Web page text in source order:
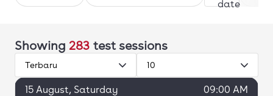
Showing 283 test sessions
Terbaru 10
15 August, Saturday 09:00 AM